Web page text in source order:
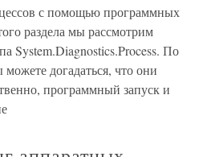
с помощью программных
раздела мы рассмотрим
System.Diagnostics.Process. По
догадаться, что они
программный запуск и